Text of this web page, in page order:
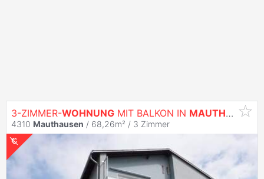
3-ZIMMER-WOHNUNG MIT BALKON IN MAUTHAUSEN
4310 Mauthausen / 68,26m² / 3 Zimmer